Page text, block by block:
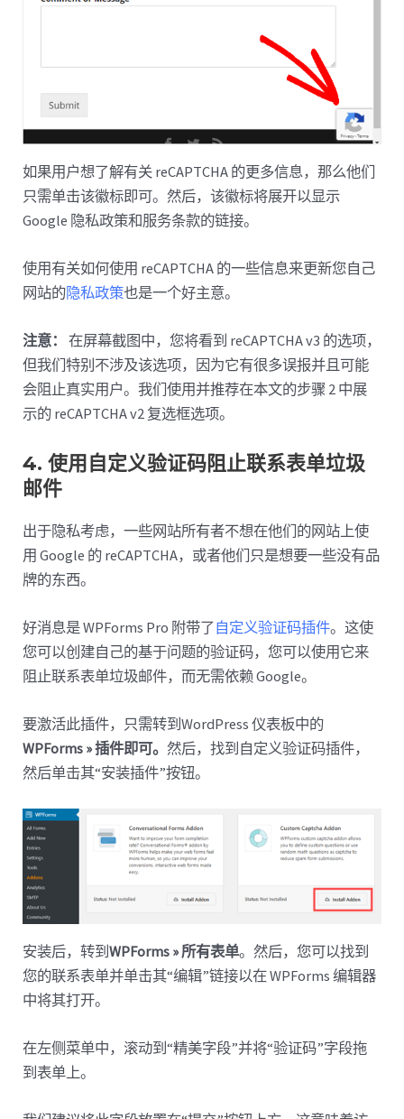
如果用户想了解有关 reCAPTCHA 的更多信息，那么他们
只需单击该徽标即可。然后，该徽标将展开以显示
Google 隐私政策和服务条款的链接。
使用有关如何使用 reCAPTCHA 的一些信息来更新您自己
网站的隐私政策也是一个好主意。
注意：
在屏幕截图中，您将看到 reCAPTCHA v3 的选项，
但我们特别不涉及该选项，因为它有很多误报并且可能
会阻止真实用户。我们使用并推荐在本文的步骤 2 中展
示的 reCAPTCHA v2 复选框选项。
4. 使用自定义验证码阻止联系表单垃圾
邮件
出于隐私考虑，一些网站所有者不想在他们的网站上使
用 Google 的 reCAPTCHA，或者他们只是想要一些没有品
牌的东西。
好消息是 WPForms Pro 附带了自定义验证码插件。这使
您可以创建自己的基于问题的验证码，您可以使用它来
阻止联系表单垃圾邮件，而无需依赖 Google。
要激活此插件，只需转到WordPress 仪表板中的
WPForms » 插件即可。然后，找到自定义验证码插件，
然后单击其“安装插件”按钮。
安装后，转到WPForms » 所有表单。然后，您可以找到
您的联系表单并单击其“编辑”链接以在 WPForms 编辑器
中将其打开。
在左侧菜单中，滚动到“精美字段”并将“验证码”字段拖
到表单上。